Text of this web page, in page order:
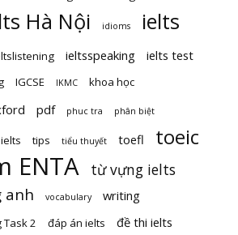
Hà Nội idioms ielts
ieltsspeaking ielts test
IGCSE IKMC khoa học
pdf phuc tra phân biệt
tips tiểu thuyết toefl toeic
ENTA từ vựng ielts
anh vocabulary writing
Task 2 đáp án ielts đề thi ielts